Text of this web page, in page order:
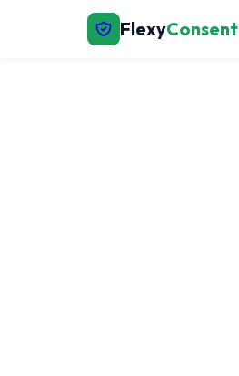
FlexyConsent